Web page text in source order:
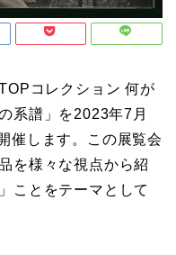
コレクション 何が
系譜」を2023年7月
催します。この展覧会
を様々な視点から紹
ことをテーマとして